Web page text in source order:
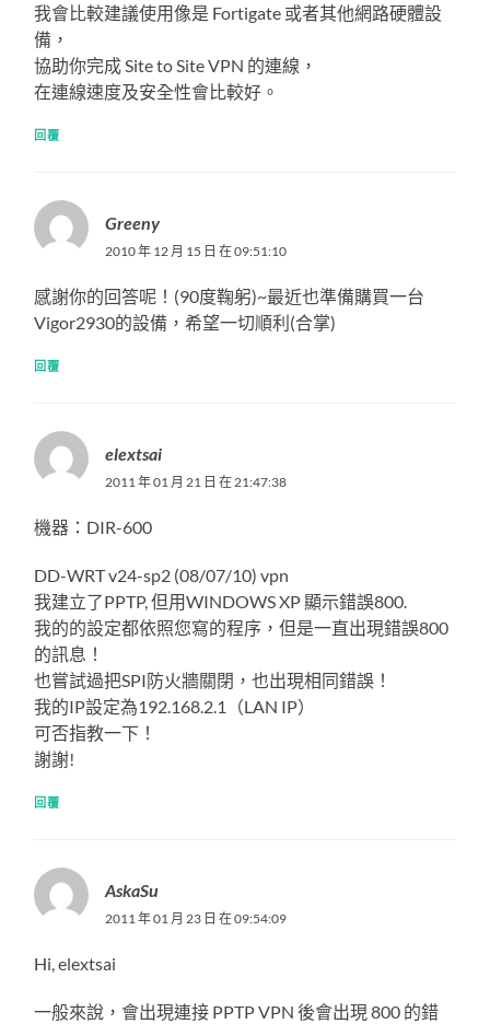
我會比較建議使用像是 Fortigate 或者其他網路硬體設
備，
協助你完成 Site to Site VPN 的連線，
在連線速度及安全性會比較好。
回覆
Greeny
2010 年 12 月 15 日 在 09:51:10
感謝你的回答呢！(90度鞠躬)~最近也準備購買一台
Vigor2930的設備，希望一切順利(合掌)
回覆
elextsai
2011 年 01 月 21 日 在 21:47:38
機器：DIR-600
DD-WRT v24-sp2 (08/07/10) vpn
我建立了PPTP, 但用WINDOWS XP 顯示錯誤800.
我的的設定都依照您寫的程序，但是一直出現錯誤800
的訊息！
也嘗試過把SPI防火牆關閉，也出現相同錯誤！
我的IP設定為192.168.2.1（LAN IP）
可否指教一下！
謝謝!
回覆
AskaSu
2011 年 01 月 23 日 在 09:54:09
Hi, elextsai
一般來說，會出現連接 PPTP VPN 後會出現 800 的錯